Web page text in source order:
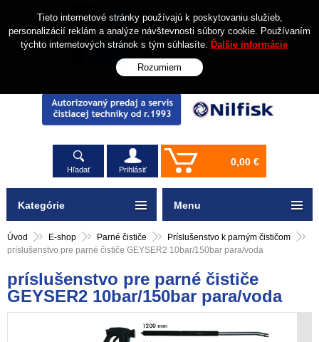
Hľadať Prihlásiť
0,00 €
Úvod E-shop Parné čističe
Príslušenstvo k parným čističom
príslušenstvo pre parné čističe GEYSER2 10bar/150bar para/voda
príslušenstvo pre parné čističe
GEYSER2 10bar/150bar para/voda
Kategórie Menu
Tieto internetové stránky používajú k poskytovaniu služieb,
personalizácií reklám a analýze návštevnosti súbory cookie. Používaním
týchto internetových stránok s tým súhlasíte. Ďalšie informácie
Rozumiem